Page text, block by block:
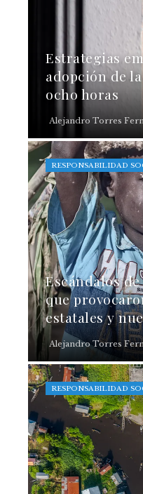
Estrategias
adopción de
ocho horas
Alejandro Torres
RESPONSABILIDAD
Escándalos
que
estatales y
Alejandro Torres
RESPONSABILIDAD